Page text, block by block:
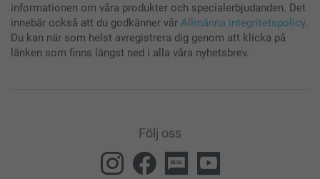
informationen om våra produkter och specialerbjudanden. Det
innebär också att du godkänner vår Allmänna integritetspolicy.
Du kan när som helst avregistrera dig genom att klicka på
länken som finns längst ned i alla våra nyhetsbrev.
Följ oss